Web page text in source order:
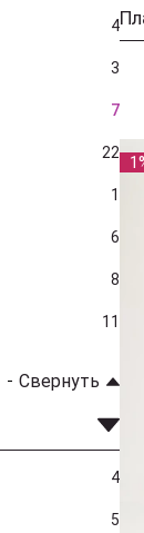
4
3
7
22
1
6
8
11
Свернуть
4
5